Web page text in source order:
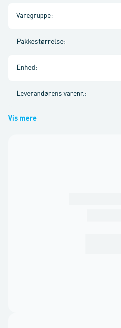
Varegruppe:
Pakkestørrelse:
Enhed :
Leverandørens varenr. :
Vis mere